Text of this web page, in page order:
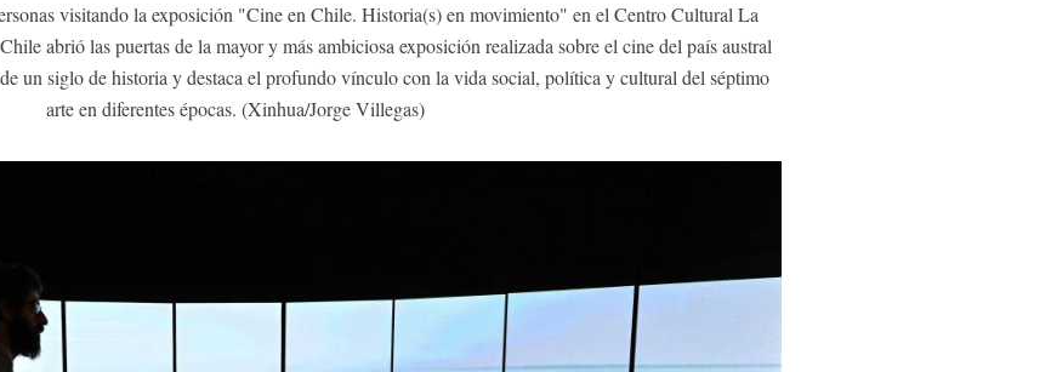
visitando la exposición "Cine en Chile. Historia(s) en movimiento" en el Centro Cultural La
abrió las puertas de la mayor y más ambiciosa exposición realizada sobre el cine del país austral
un siglo de historia y destaca el profundo vínculo con la vida social, política y cultural del séptimo
arte en diferentes épocas. (Xinhua/Jorge Villegas)